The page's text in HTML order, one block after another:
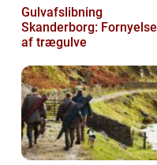
Gulvafslibning
Skanderborg: Fornyelse
af trægulve